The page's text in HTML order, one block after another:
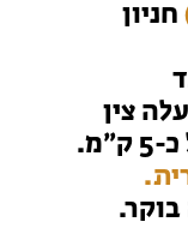
חניון
צין